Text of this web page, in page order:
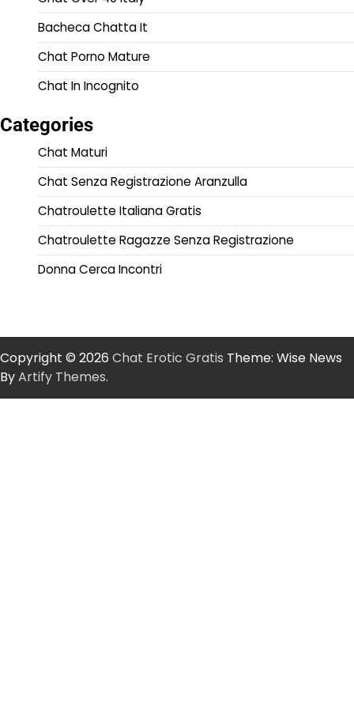
Bacheca Chatta It
Chat Porno Mature
Chat In Incognito
Categories
Chat Maturi
Chat Senza Registrazione Aranzulla
Chatroulette Italiana Gratis
Chatroulette Ragazze Senza Registrazione
Donna Cerca Incontri
Copyright © 2026 Chat Erotic Gratis Theme: Wise News
ByArtify Themes.